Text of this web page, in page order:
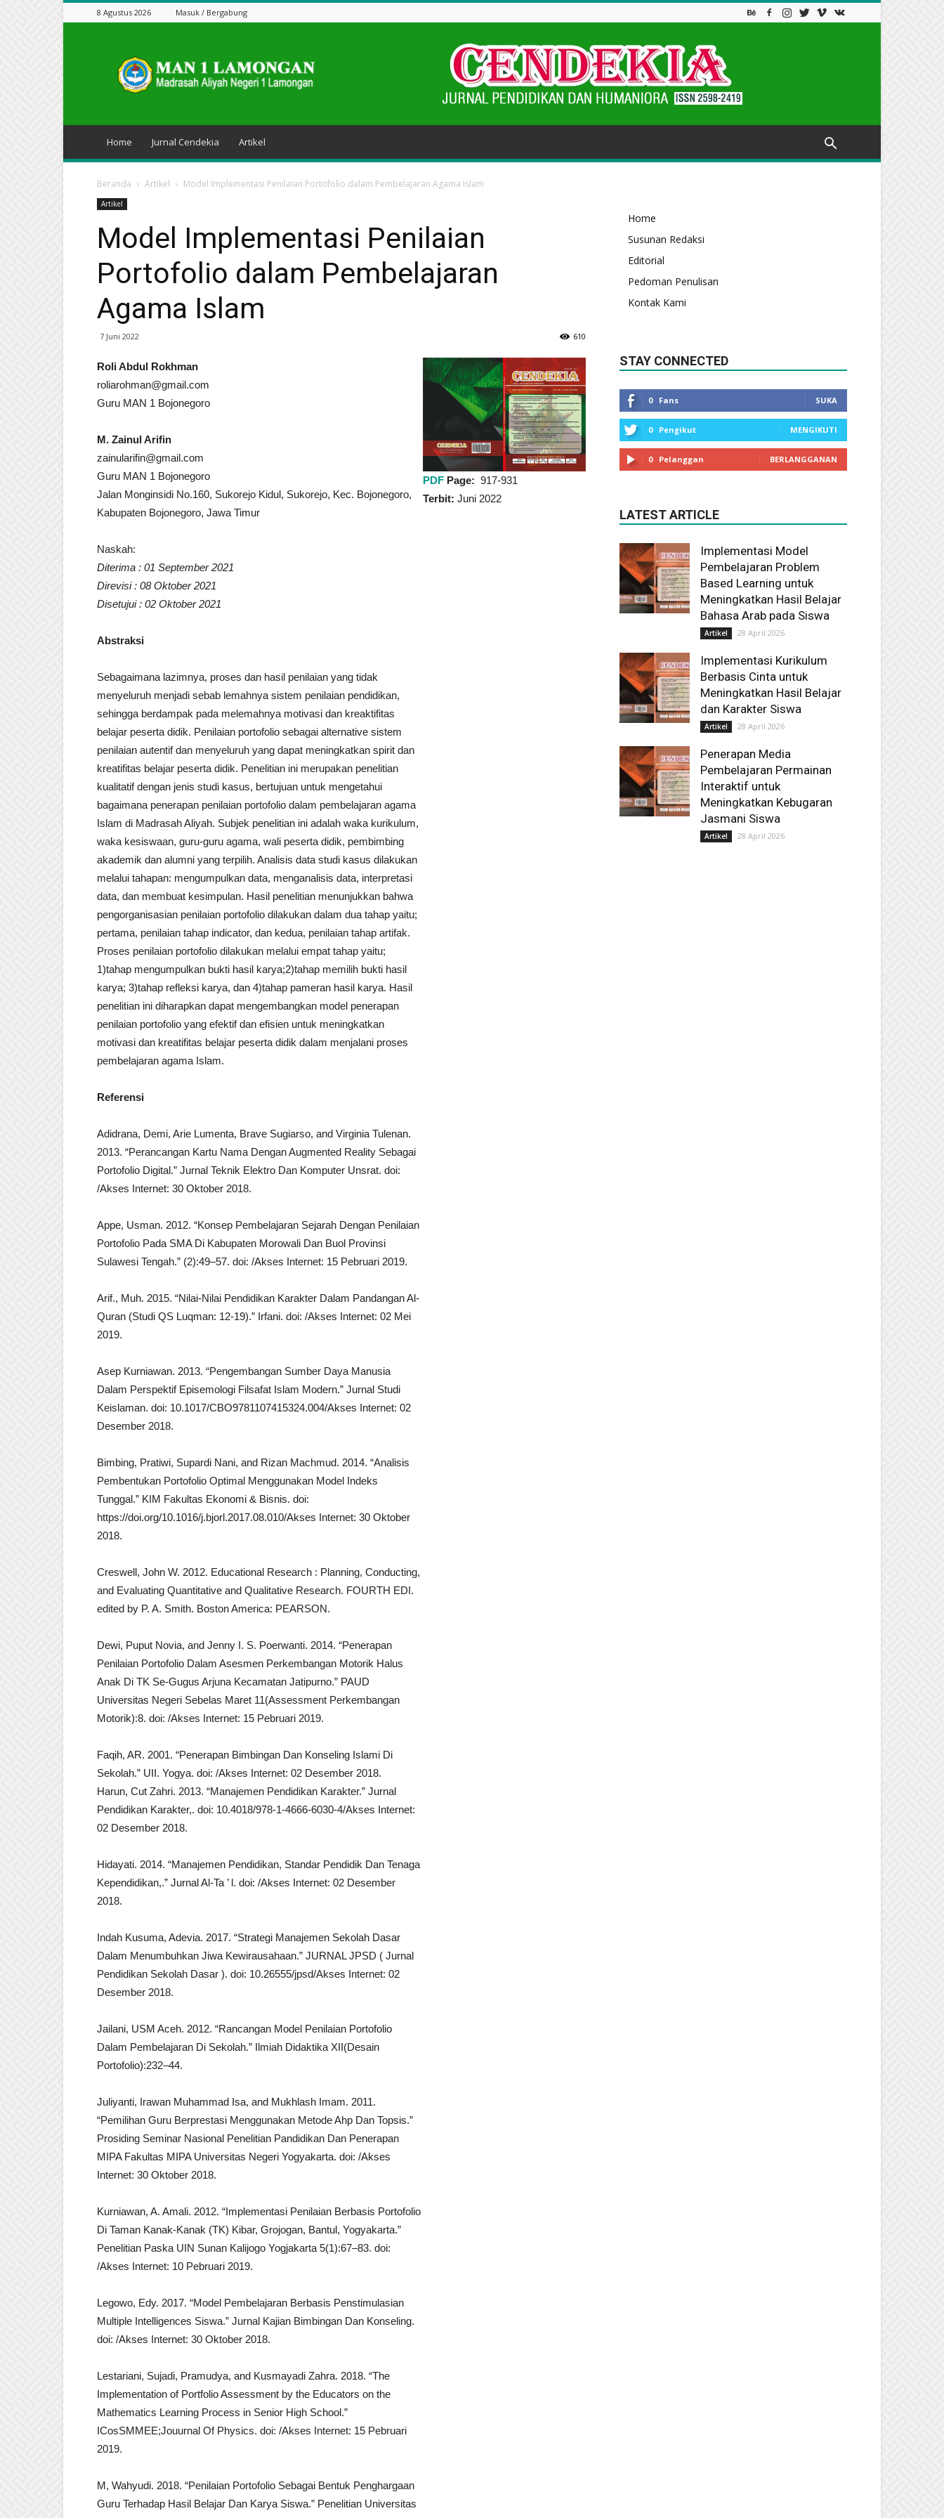
8 Agustus 2026 Masuk / Bergabung
Cendekia
Home Jurnal Cendekia Artikel
Beranda Artikel Model Implementasi Penilaian Portofolio dalam Pembelajaran Agama Islam
Artikel
Model Implementasi Penilaian
Portofolio dalam Pembelajaran
Agama Islam
7 Juni 2022 610
Roli Abdul Rokhman
roliarohman@gmail.com
Guru MAN 1 Bojonegoro
M. Zainul Arifin
zainularifin@gmail.com
Guru MAN 1 Bojonegoro
Jalan Monginsidi No.160, Sukorejo Kidul, Sukorejo, Kec. Bojonegoro,
Kabupaten Bojonegoro, Jawa Timur
Naskah:
Diterima : 01 September 2021
Direvisi : 08 Oktober 2021
Disetujui : 02 Oktober 2021
Abstraksi
Sebagaimana lazimnya, proses dan hasil penilaian yang tidak
menyeluruh menjadi sebab lemahnya sistem penilaian pendidikan,
sehingga berdampak pada melemahnya motivasi dan kreaktifitas
belajar peserta didik. Penilaian portofolio sebagai alternative sistem
penilaian autentif dan menyeluruh yang dapat meningkatkan spirit dan
kreatifitas belajar peserta didik. Penelitian ini merupakan penelitian
kualitatif dengan jenis studi kasus, bertujuan untuk mengetahui
bagaimana penerapan penilaian portofolio dalam pembelajaran agama
Islam di Madrasah Aliyah. Subjek penelitian ini adalah waka kurikulum,
waka kesiswaan, guru-guru agama, wali peserta didik, pembimbing
akademik dan alumni yang terpilih. Analisis data studi kasus dilakukan
melalui tahapan: mengumpulkan data, menganalisis data, interpretasi
data, dan membuat kesimpulan. Hasil penelitian menunjukkan bahwa
pengorganisasian penilaian portofolio dilakukan dalam dua tahap yaitu;
pertama, penilaian tahap indicator, dan kedua, penilaian tahap artifak.
Proses penilaian portofolio dilakukan melalui empat tahap yaitu;
1)tahap mengumpulkan bukti hasil karya;2)tahap memilih bukti hasil
karya; 3)tahap refleksi karya, dan 4)tahap pameran hasil karya. Hasil
penelitian ini diharapkan dapat mengembangkan model penerapan
penilaian portofolio yang efektif dan efisien untuk meningkatkan
motivasi dan kreatifitas belajar peserta didik dalam menjalani proses
pembelajaran agama Islam.
Referensi
Adidrana, Demi, Arie Lumenta, Brave Sugiarso, and Virginia Tulenan.
2013. “Perancangan Kartu Nama Dengan Augmented Reality Sebagai
Portofolio Digital.” Jurnal Teknik Elektro Dan Komputer Unsrat. doi:
/Akses Internet: 30 Oktober 2018.
Appe, Usman. 2012. “Konsep Pembelajaran Sejarah Dengan Penilaian
Portofolio Pada SMA Di Kabupaten Morowali Dan Buol Provinsi
Sulawesi Tengah.” (2):49–57. doi: /Akses Internet: 15 Pebruari 2019.
Arif., Muh. 2015. “Nilai-Nilai Pendidikan Karakter Dalam Pandangan Al-
Quran (Studi QS Luqman: 12-19).” Irfani. doi: /Akses Internet: 02 Mei
2019.
Asep Kurniawan. 2013. “Pengembangan Sumber Daya Manusia
Dalam Perspektif Episemologi Filsafat Islam Modern.” Jurnal Studi
Keislaman. doi: 10.1017/CBO9781107415324.004/Akses Internet: 02
Desember 2018.
Bimbing, Pratiwi, Supardi Nani, and Rizan Machmud. 2014. “Analisis
Pembentukan Portofolio Optimal Menggunakan Model Indeks
Tunggal.” KIM Fakultas Ekonomi & Bisnis. doi:
https://doi.org/10.1016/j.bjorl.2017.08.010/Akses Internet: 30 Oktober
2018.
Creswell, John W. 2012. Educational Research : Planning, Conducting,
and Evaluating Quantitative and Qualitative Research. FOURTH EDI.
edited by P. A. Smith. Boston America: PEARSON.
Dewi, Puput Novia, and Jenny I. S. Poerwanti. 2014. “Penerapan
Penilaian Portofolio Dalam Asesmen Perkembangan Motorik Halus
Anak Di TK Se-Gugus Arjuna Kecamatan Jatipurno.” PAUD
Universitas Negeri Sebelas Maret 11(Assessment Perkembangan
Motorik):8. doi: /Akses Internet: 15 Pebruari 2019.
Faqih, AR. 2001. “Penerapan Bimbingan Dan Konseling Islami Di
Sekolah.” UII. Yogya. doi: /Akses Internet: 02 Desember 2018.
Harun, Cut Zahri. 2013. “Manajemen Pendidikan Karakter.” Jurnal
Pendidikan Karakter,. doi: 10.4018/978-1-4666-6030-4/Akses Internet:
02 Desember 2018.
Hidayati. 2014. “Manajemen Pendidikan, Standar Pendidik Dan Tenaga
Kependidikan,.” Jurnal Al-Ta ’ l. doi: /Akses Internet: 02 Desember
2018.
Indah Kusuma, Adevia. 2017. “Strategi Manajemen Sekolah Dasar
Dalam Menumbuhkan Jiwa Kewirausahaan.” JURNAL JPSD ( Jurnal
Pendidikan Sekolah Dasar ). doi: 10.26555/jpsd/Akses Internet: 02
Desember 2018.
Jailani, USM Aceh. 2012. “Rancangan Model Penilaian Portofolio
Dalam Pembelajaran Di Sekolah.” Ilmiah Didaktika XII(Desain
Portofolio):232–44.
Juliyanti, Irawan Muhammad Isa, and Mukhlash Imam. 2011.
“Pemilihan Guru Berprestasi Menggunakan Metode Ahp Dan Topsis.”
Prosiding Seminar Nasional Penelitian Pandidikan Dan Penerapan
MIPA Fakultas MIPA Universitas Negeri Yogyakarta. doi: /Akses
Internet: 30 Oktober 2018.
Kurniawan, A. Amali. 2012. “Implementasi Penilaian Berbasis Portofolio
Di Taman Kanak-Kanak (TK) Kibar, Grojogan, Bantul, Yogyakarta.”
Penelitian Paska UIN Sunan Kalijogo Yogjakarta 5(1):67–83. doi:
/Akses Internet: 10 Pebruari 2019.
Legowo, Edy. 2017. “Model Pembelajaran Berbasis Penstimulasian
Multiple Intelligences Siswa.” Jurnal Kajian Bimbingan Dan Konseling.
doi: /Akses Internet: 30 Oktober 2018.
Lestariani, Sujadi, Pramudya, and Kusmayadi Zahra. 2018. “The
Implementation of Portfolio Assessment by the Educators on the
Mathematics Learning Process in Senior High School.”
ICosSMMEE;Jouurnal Of Physics. doi: /Akses Internet: 15 Pebruari
2019.
M, Wahyudi. 2018. “Penilaian Portofolio Sebagai Bentuk Penghargaan
Guru Terhadap Hasil Belajar Dan Karya Siswa.” Penelitian Universitas
PDF Page: 917-931
Terbit: Juni 2022
Home
Susunan Redaksi
Editorial
Pedoman Penulisan
Kontak Kami
STAY CONNECTED
0 Fans SUKA
0 Pengikut MENGIKUTI
0 Pelanggan BERLANGGANAN
LATEST ARTICLE
Implementasi Model
Pembelajaran Problem
Based Learning untuk
Meningkatkan Hasil Belajar
Bahasa Arab pada Siswa
Artikel 28 April 2026
Implementasi Kurikulum
Berbasis Cinta untuk
Meningkatkan Hasil Belajar
dan Karakter Siswa
Artikel 28 April 2026
Penerapan Media
Pembelajaran Permainan
Interaktif untuk
Meningkatkan Kebugaran
Jasmani Siswa
Artikel 28 April 2026